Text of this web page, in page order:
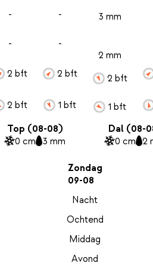
-
-
2 bft
2 bft
-
-
2 bft
1 bft
3 mm
2 mm
2 bft
1 bft
Top (08-08)
0 cm 3 mm
Dal (08-
0 cm 2
Zondag
09-08
Nacht
Ochtend
Middag
Avond